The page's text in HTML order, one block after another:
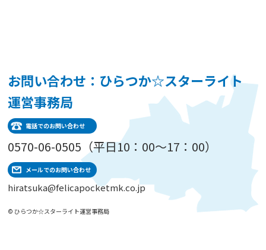
お問い合わせ：ひらつか☆スターライト
運営事務局
電話でのお問い合わせ
0570-06-0505（平日10：00～17：00）
メールでのお問い合わせ
hiratsuka@felicapocketmk.co.jp
© ひらつか☆スターライト運営事務局